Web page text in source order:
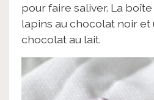
pour faire saliver. La
lapins au chocolat noir et
chocolat au lait.